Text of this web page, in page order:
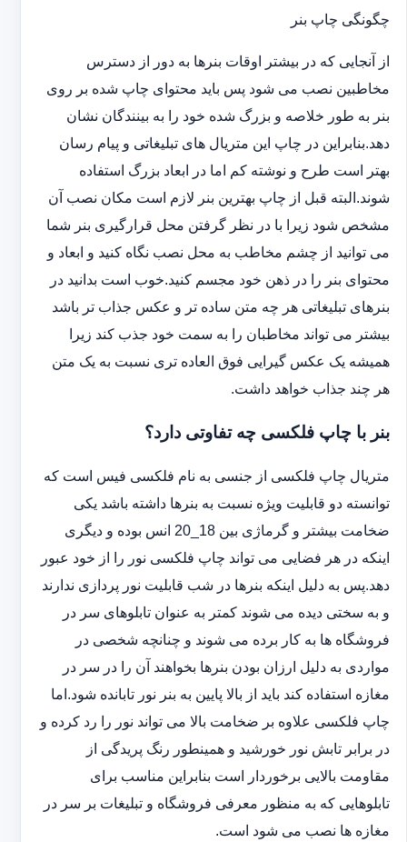
چگونگی چاپ بنر
از آنجایی که در بیشتر اوقات بنرها به دور از دسترس
مخاطبین نصب می شود پس باید محتوای چاپ شده بر روی
بنر به طور خلاصه و بزرگ شده خود را به بینندگان نشان
دهد.بنابراین در چاپ این متریال های تبلیغاتی و پیام رسان
بهتر است طرح و نوشته کم اما در ابعاد بزرگ استفاده
شوند.البته قبل از چاپ بهترین بنر لازم است مکان نصب آن
مشخص شود زیرا با در نظر گرفتن محل قرارگیری بنر شما
می توانید از چشم مخاطب به محل نصب نگاه کنید و ابعاد و
محتوای بنر را در ذهن خود مجسم کنید.خوب است بدانید در
بنرهای تبلیغاتی هر چه متن ساده تر و عکس جذاب تر باشد
بیشتر می تواند مخاطبان را به سمت خود جذب کند زیرا
همیشه یک عکس گیرایی فوق العاده تری نسبت به یک متن
هر چند جذاب خواهد داشت.
بنر با چاپ فلکسی چه تفاوتی دارد؟
متریال چاپ فلکسی از جنسی به نام فلکسی فیس است که
توانسته دو قابلیت ویژه نسبت به بنرها داشته باشد یکی
ضخامت بیشتر و گرماژی بین 18_20 انس بوده و دیگری
اینکه در هر فضایی می تواند چاپ فلکسی نور را از خود عبور
دهد.پس به دلیل اینکه بنرها در شب قابلیت نور پردازی ندارند
و به سختی دیده می شوند کمتر به عنوان تابلوهای سر در
فروشگاه ها به کار برده می شوند و چنانچه شخصی در
مواردی به دلیل ارزان بودن بنرها بخواهند آن را در سر در
مغازه استفاده کند باید از بالا پایین به بنر نور تابانده شود.اما
چاپ فلکسی علاوه بر ضخامت بالا می تواند نور را رد کرده و
در برابر تابش نور خورشید و همینطور رنگ پریدگی از
مقاومت بالایی برخوردار است بنابراین مناسب برای
تابلوهایی که به منظور معرفی فروشگاه و تبلیغات بر سر در
مغازه ها نصب می شود است.